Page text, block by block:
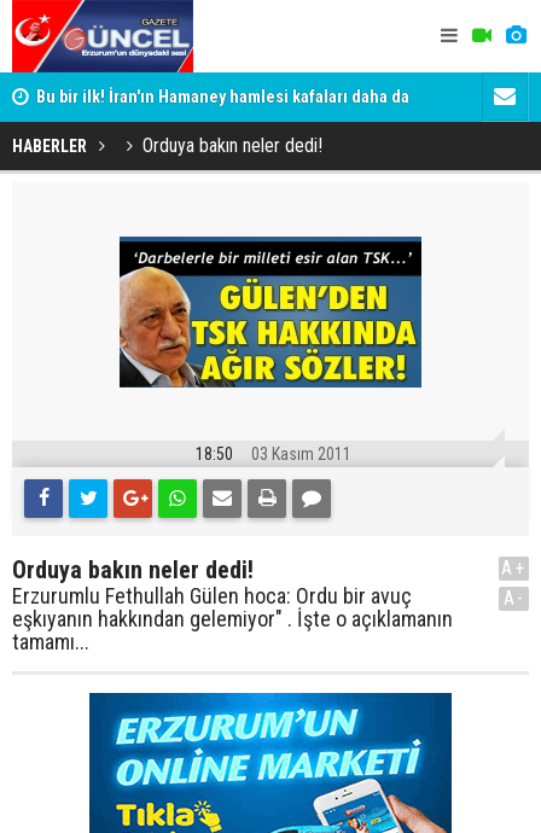
Bu bir ilk! İran'ın Hamaney hamlesi kafaları daha da
karıştırdı
HABERLER Orduya bakın neler dedi!
18:50 03 Kasım 2011
Orduya bakın neler dedi!
Erzurumlu Fethullah Gülen hoca: Ordu bir avuç
eşkıyanın hakkından gelemiyor" . İşte o açıklamanın
tamamı...
A+
A-